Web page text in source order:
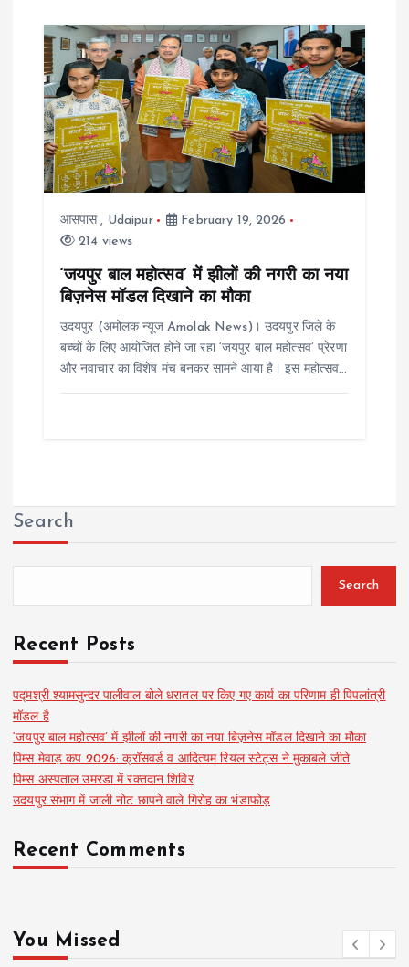
आसपास, Udaipur
February 19, 2026
214 views
‘जयपुर बाल महोत्सव’ में झीलों की नगरी का नया
बिज़नेस मॉडल दिखाने का मौका
उदयपुर (अमोलक न्यूज Amolak News)। उदयपुर जिले के
बच्चों के लिए आयोजित होने जा रहा ‘जयपुर बाल महोत्सव’ प्रेरणा
और नवाचार का विशेष मंच बनकर सामने आया है। इस महोत्सव…
Search
Search
Recent Posts
पद्मश्री श्यामसुन्दर पालीवाल बोले धरातल पर किए गए कार्य का परिणाम ही पिपलांत्री
मॉडल है
‘जयपुर बाल महोत्सव’ में झीलों की नगरी का नया बिज़नेस मॉडल दिखाने का मौका
पिम्स मेवाड़ कप 2026: क्रॉसवर्ड व आदित्यम रियल स्टेट्स ने मुकाबले जीते
पिम्स अस्पताल उमरडा में रक्तदान शिविर
उदयपुर संभाग में जाली नोट छापने वाले गिरोह का भंडाफोड़
Recent Comments
You Missed